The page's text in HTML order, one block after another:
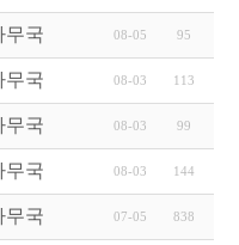
과정(신규.재강습) 교육
무국 08-05 95
정 교육(신규. 재강습)
무국 08-03 113
정(신규. 재강습) 교육 성
무국 08-03 99
동 해외여행상품 개발 팸
무국 08-03 144
규/재강습) 안내
무국 07-05 838